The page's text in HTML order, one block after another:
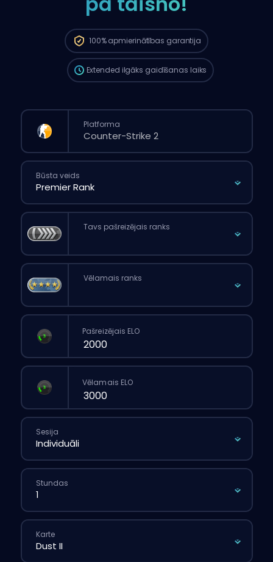
100%apmierinātības garantija
Pasūtījums automātiski tiks piešķirts šim
ilgāks nekā tad, ja tu veiktu parasto
pasūtījumu caur mājaslapu.
Extended ilgāks gaidīšanas laiks
Platforma
Būsta veids
Tavs pašreizējais ranks
Vēlamais ranks
Pašreizējais ELO
Vēlamais ELO
Sesija
Stundas
Karte